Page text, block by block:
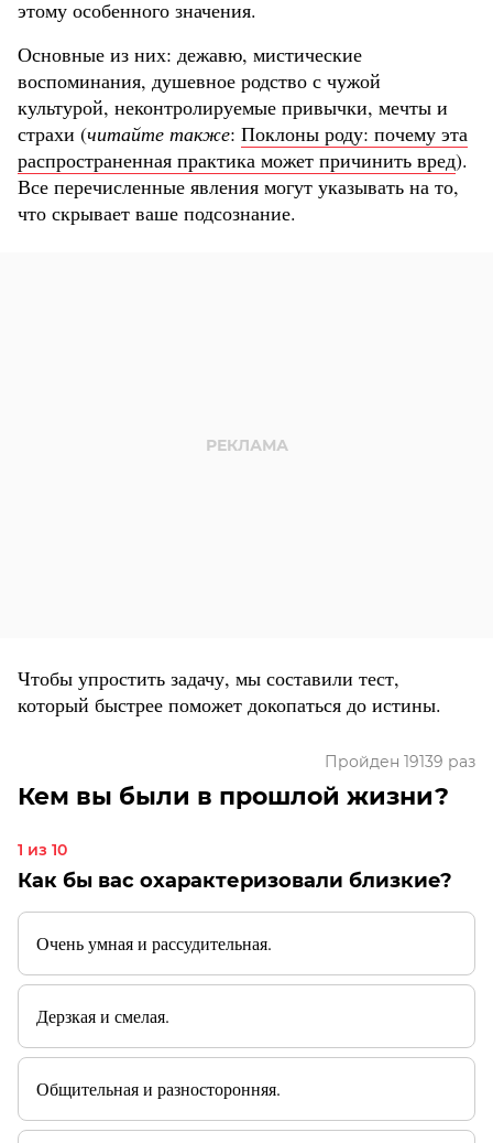
этому особенного значения.
Основные из них: дежавю, мистические
воспоминания, душевное родство с чужой
культурой, неконтролируемые привычки, мечты и
страхи (читайте также: Поклоны роду: почему эта
распространенная практика может причинить вред).
Все перечисленные явления могут указывать на то,
что скрывает ваше подсознание.
Чтобы упростить задачу, мы составили тест,
который быстрее поможет докопаться до истины.
Пройден 19139 раз
Кем вы были в прошлой жизни?
1 из 10
Как бы вас охарактеризовали близкие?
Очень умная и рассудительная.
Дерзкая и смелая.
Общительная и разносторонняя.